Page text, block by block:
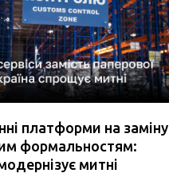
платформи на заміну
формальностям:
митні